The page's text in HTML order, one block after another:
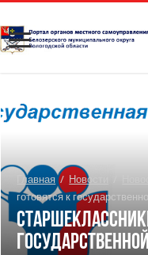
Главная / Новости
готовятся к